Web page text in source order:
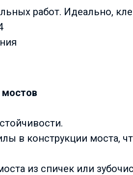
работ. Идеально,
в конструкции моста,
из спичек или